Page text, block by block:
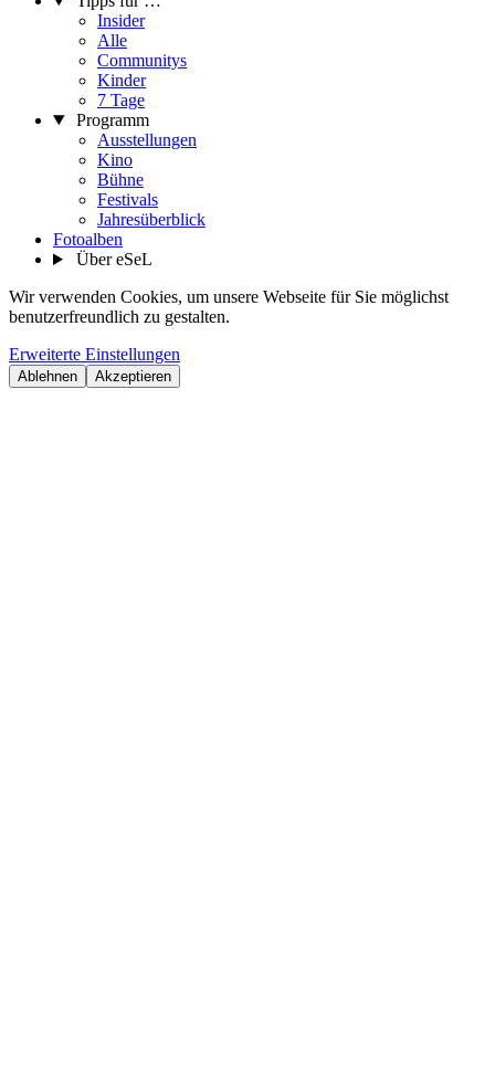
Insider
Alle
Communitys
Kinder
7 Tage
Programm
Ausstellungen
Kino
Bühne
Festivals
Jahresüberblick
Fotoalben
Über eSeL
Wir verwenden Cookies, um unsere Webseite für Sie möglichst
benutzerfreundlich zu gestalten.
Erweiterte Einstellungen
Ablehnen Akzeptieren